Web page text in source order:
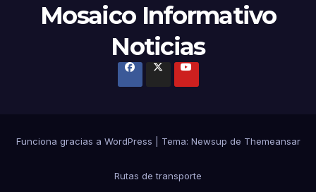
Mosaico Informativo
Noticias
Funciona gracias a WordPress Tema: Newsup de Themeansar
Rutas de transporte